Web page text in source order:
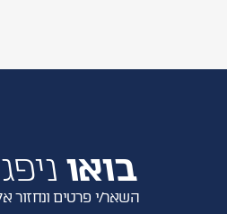
בואו
השאר/י פרטים ונחזור